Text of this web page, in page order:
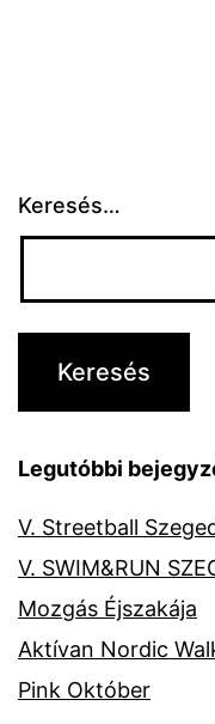
Keresés…
Legutóbbi
V. Streetball
V. SWIM&RUN
Mozgás Éjszakája
Aktívan Nordic
Pink Október